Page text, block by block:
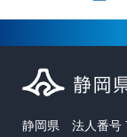
静岡県 法人番号